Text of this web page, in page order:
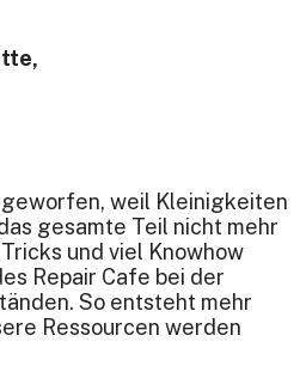
weil Kleinigkeiten
gesamte Teil nicht mehr
und viel Knowhow
Repair Cafe bei der
So entsteht mehr
Ressourcen werden